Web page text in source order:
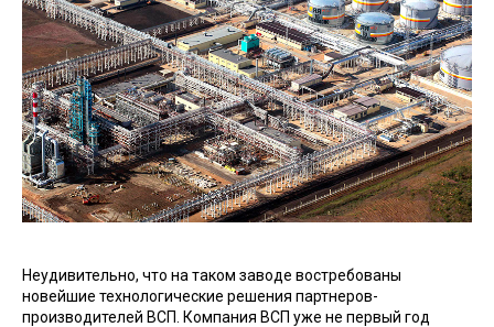
Неудивительно, что на таком заводе востребованы
новейшие технологические решения партнеров-
производителей ВСП. Компания ВСП уже не первый год